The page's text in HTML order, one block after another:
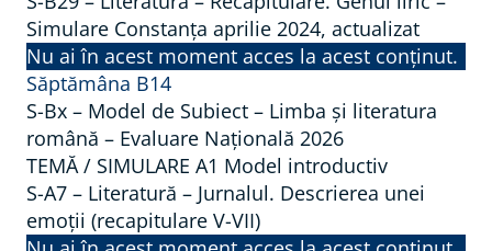
Simulare Constanța aprilie 2024, actualizat
Nu ai în acest moment acces la acest conținut.
Săptămâna B14
S-Bx – Model de Subiect – Limba și literatura
română – Evaluare Națională 2026
TEMĂ / SIMULARE A1 Model introductiv
S-A7 – Literatură – Jurnalul. Descrierea unei
emoții (recapitulare V-VII)